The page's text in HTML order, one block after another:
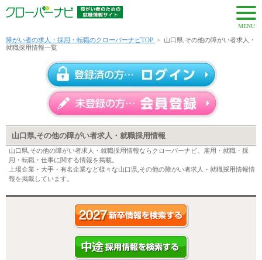
MENU
障がい者の求人・採用・転職のクローバーナビTOP > 山口県,その他の障がい者求人・
就職採用情報一覧
山口県,その他の障がい者求人・就職採用情報
山口県,その他の障がい者求人・就職採用情報ならクローバーナビ。雇用・就職・採
用・転職・仕事に関する情報を掲載。
上場企業・大手・有名企業など様々な山口県,その他の障がい者求人・就職採用情報情
報を掲載しています。